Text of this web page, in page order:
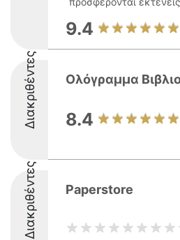
9.4
Διακριθέντες Ολόγραμμα
8.4
Διακριθέντες Paperstore